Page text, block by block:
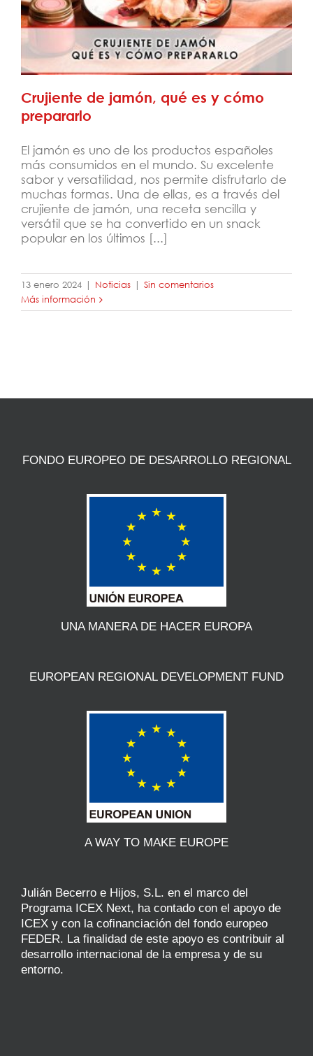
prepararlo
Crujiente de jamón, qué es y cómo
prepararlo
El jamón es uno de los productos españoles
más consumidos en el mundo. Su excelente
sabor y versatilidad, nos permite disfrutarlo de
muchas formas. Una de ellas, es a través del
crujiente de jamón, una receta sencilla y
versátil que se ha convertido en un snack
popular en los últimos [...]
13 enero 2024 Noticias
Sin comentarios
Más información
FONDO EUROPEO DE DESARROLLO REGIONAL
UNA MANERA DE HACER EUROPA
EUROPEAN REGIONAL DEVELOPMENT FUND
A WAY TO MAKE EUROPE
Julián Becerro e Hijos, S.L. en el marco del
Programa ICEX Next, ha contado con el apoyo de
ICEX y con la cofinanciación del fondo europeo
FEDER. La finalidad de este apoyo es contribuir al
desarrollo internacional de la empresa y de su
entorno.